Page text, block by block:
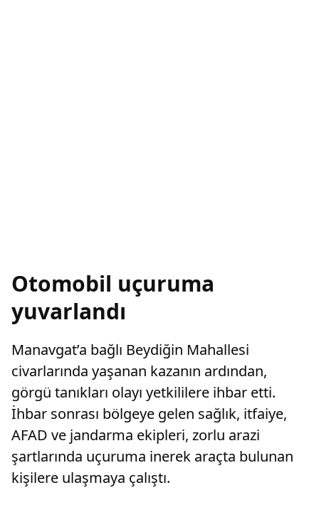
Otomobil uçuruma
yuvarlandı
Manavgat’a bağlı Beydiğin Mahallesi
civarlarında yaşanan kazanın ardından,
görgü tanıkları olayı yetkililere ihbar etti.
İhbar sonrası bölgeye gelen sağlık, itfaiye,
AFAD ve jandarma ekipleri, zorlu arazi
şartlarında uçuruma inerek araçta bulunan
kişilere ulaşmaya çalıştı.